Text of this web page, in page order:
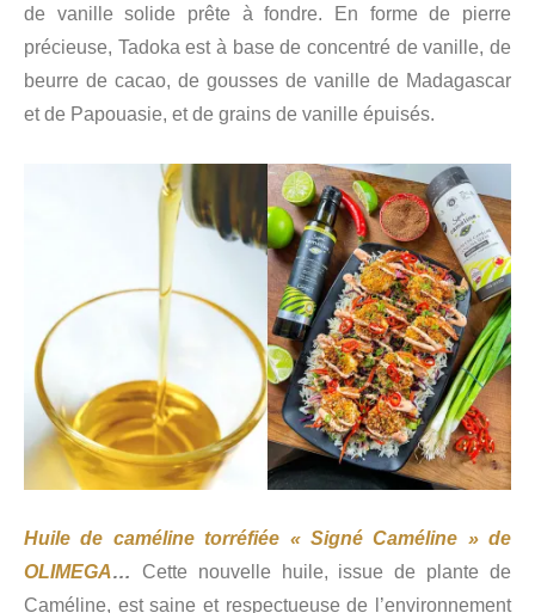
de vanille solide prête à fondre. En forme de pierre
précieuse, Tadoka est à base de concentré de vanille, de
beurre de cacao, de gousses de vanille de Madagascar
et de Papouasie, et de grains de vanille épuisés.
Huile de caméline torréfiée « Signé Caméline » de
OLIMEGA…
Cette nouvelle huile, issue de plante de
Caméline, est saine et respectueuse de l’environnement